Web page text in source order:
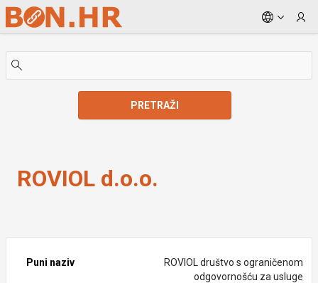
Skip to Main Content
PRETRAŽI
ROVIOL d.o.o.
Puni naziv
ROVIOL društvo s ograničenom
odgovornošću za usluge